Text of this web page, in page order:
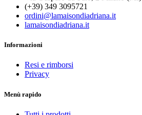
(+39) 349 3095721
ordini@lamaisondiadriana.it
lamaisondiadriana.it
Informazioni
Resi e rimborsi
Privacy
Menù rapido